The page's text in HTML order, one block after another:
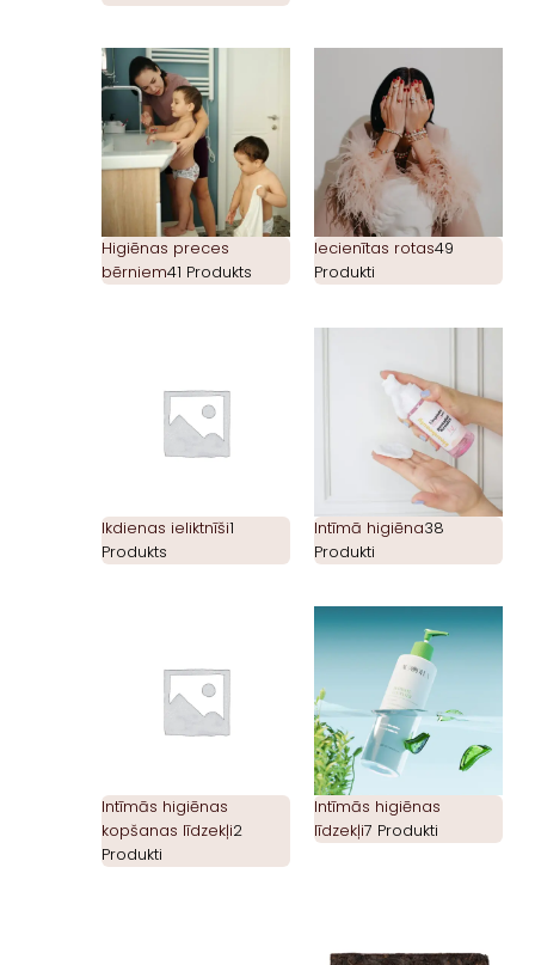
Higiēnas preces
bērniem41 Produkts
Iecienītas rotas49
Produkti
Ikdienas ieliktnīši1
Produkts
Intīmā higiēna38
Produkti
Intīmās higiēnas
kopšanas līdzekļi2
Produkti
Intīmās higiēnas
līdzekļi7 Produkti